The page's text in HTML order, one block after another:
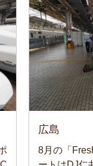
広島
8月の「